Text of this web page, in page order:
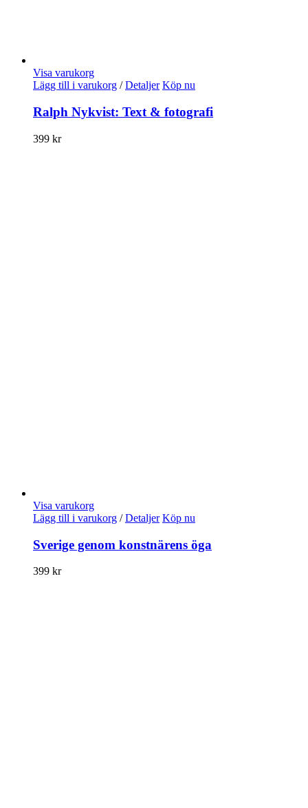
Visa varukorg
Lägg till i varukorg / Detaljer Köp nu
Ralph Nykvist: Text & fotografi
399 kr
Visa varukorg
Lägg till i varukorg / Detaljer Köp nu
Sverige genom konstnärens öga
399 kr